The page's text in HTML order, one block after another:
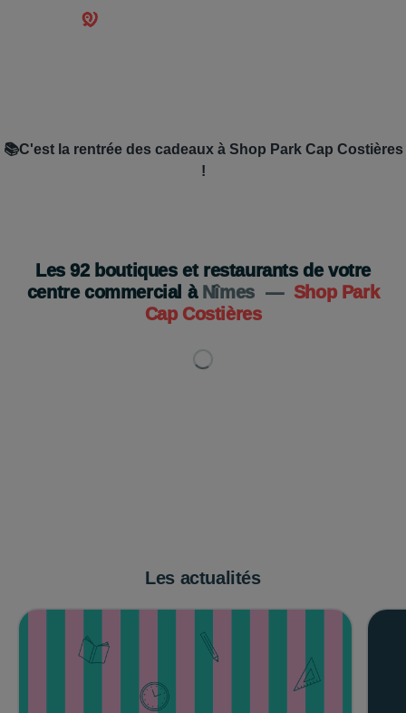
📚C'est la rentrée des cadeaux à Shop Park Cap Costières
!
Les92boutiques et restaurants de votre
centre commercial à Nîmes — Shop Park
Cap Costières
Les actualités